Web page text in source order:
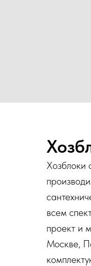
Хозблоки
всем
проект и
Москве,